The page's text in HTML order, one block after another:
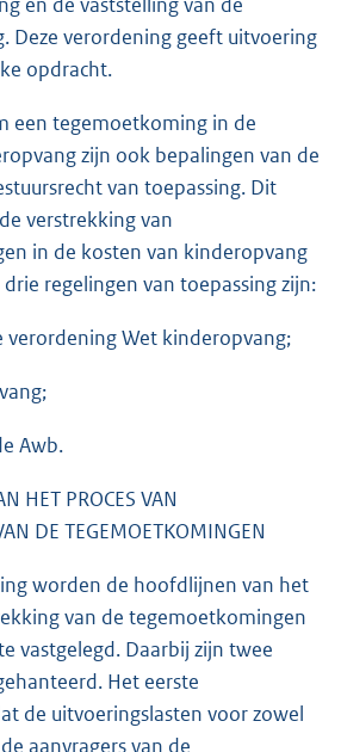
Deze verordening geeft uitvoering
opdracht.
een tegemoetkoming in de
zijn ook bepalingen van de
van toepassing. Dit
verstrekking van
in de kosten van kinderopvang
regelingen van toepassing zijn:
verordening Wet kinderopvang;
Awb.
HET PROCES VAN
DE TEGEMOETKOMINGEN
worden de hoofdlijnen van het
van de tegemoetkomingen
vastgelegd. Daarbij zijn twee
Het eerste
de uitvoeringslasten voor zowel
aanvragers van de